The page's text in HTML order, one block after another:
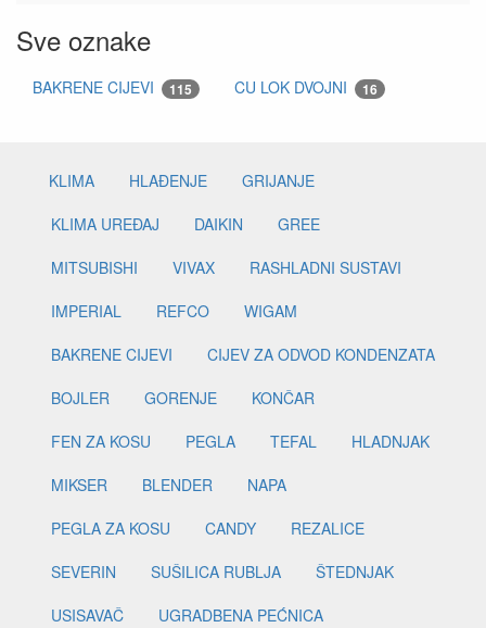
Sve oznake
BAKRENE CIJEVI 115 CU LOK DVOJNI 16
KLIMA HLAĐENJE
GRIJANJE
KLIMA UREĐAJ
DAIKIN
GREE
MITSUBISHI
VIVAX
RASHLADNI SUSTAVI
IMPERIAL
REFCO
WIGAM
BAKRENE CIJEVI
CIJEV ZA ODVOD KONDENZATA
BOJLER
GORENJE
KONČAR
FEN ZA KOSU
PEGLA TEFAL
HLADNJAK
MIKSER
BLENDER
NAPA
PEGLA ZA KOSU
CANDY
REZALICE
SEVERIN
SUŠILICA RUBLJA
ŠTEDNJAK
USISAVAČ
UGRADBENA PEĆNICA